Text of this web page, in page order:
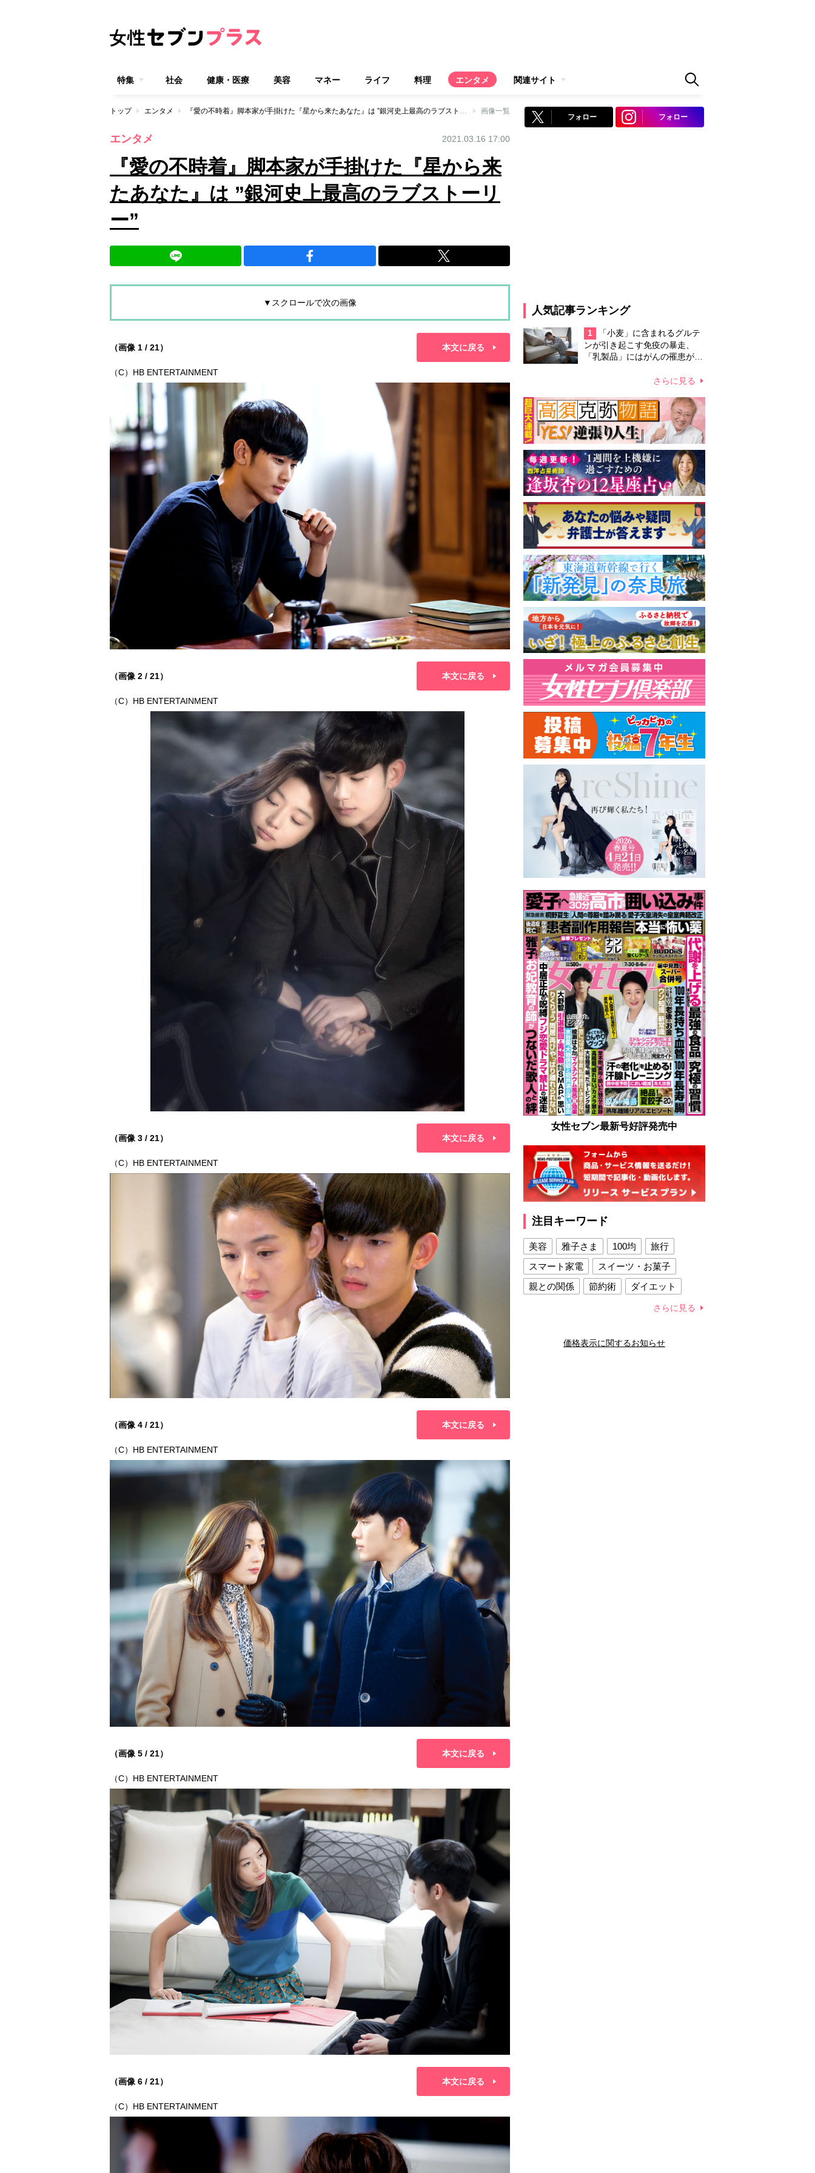
特集 社会 健康・医療 美容 マネー ライフ 料理 エンタメ 関連サイト
トップ エンタメ 『愛の不時着』脚本家が手掛けた『星から来たあなた』は ”銀河史上最高のラブストーリー” 画像一覧
エンタメ 2021.03.16 17:00
『愛の不時着』脚本家が手掛けた『星から来
たあなた』は ”銀河史上最高のラブストーリ
ー”
▼スクロールで次の画像
（画像 1 / 21） 本文に戻る
（C）HB ENTERTAINMENT
（画像 2 / 21） 本文に戻る
（C）HB ENTERTAINMENT
（画像 3 / 21） 本文に戻る
（C）HB ENTERTAINMENT
（画像 4 / 21） 本文に戻る
（C）HB ENTERTAINMENT
（画像 5 / 21） 本文に戻る
（C）HB ENTERTAINMENT
（画像 6 / 21） 本文に戻る
（C）HB ENTERTAINMENT
フォロー フォロー
人気記事ランキング
1
「小麦」に含まれるグルテ
ンが引き起こす免疫の暴走、
「乳製品」にはがんの罹患が高
きく増えた食品に潜むリスク
さらに見る
女性セブン最新号好評発売中
注目キーワード
美容 雅子さま 100均
旅行
スマート家電
スイーツ・お菓子
親との関係
節約術
ダイエット
夫との関係
新津春子 どか食い
さらに見る
価格表示に関するお知らせ